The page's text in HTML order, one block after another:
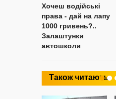
Хочеш водійські
права - дай на лапу
1000 гривень?..
Залаштунки
автошколи
Також читають